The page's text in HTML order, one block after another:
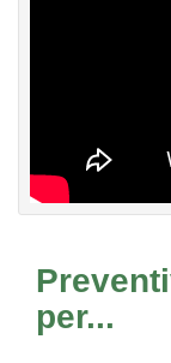
per...